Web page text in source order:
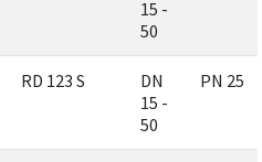
15 -
50
RD 123 S
DN
15 -
50
PN 25